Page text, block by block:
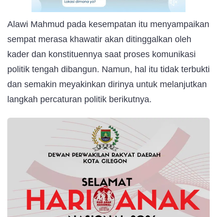
Alawi Mahmud pada kesempatan itu menyampaikan
sempat merasa khawatir akan ditinggalkan oleh
kader dan konstituennya saat proses komunikasi
politik tengah dibangun. Namun, hal itu tidak terbukti
dan semakin meyakinkan dirinya untuk melanjutkan
langkah percaturan politik berikutnya.